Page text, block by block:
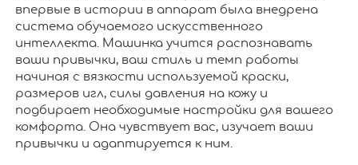
впервые в истории в аппарат была внедрена
система обучаемого искусственного
интеллекта. Машинка учится распознавать
ваши привычки, ваш стиль и темп работы
начиная с вязкости используемой краски,
размеров игл, силы давления на кожу и
подбирает необходимые настройки для вашего
комфорта. Она чувствует вас, изучает ваши
привычки и адаптируется к ним.